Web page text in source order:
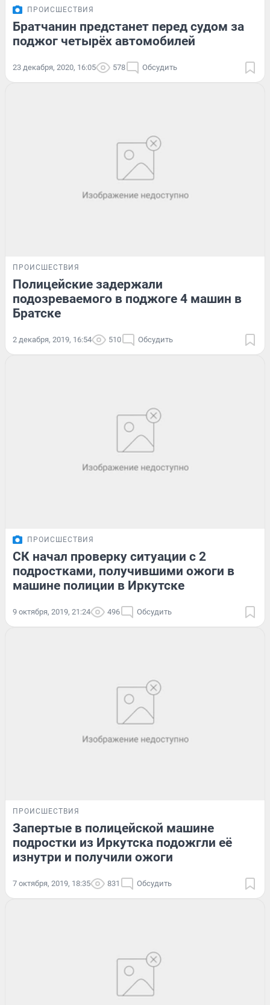
ПРОИСШЕСТВИЯ
Братчанин предстанет перед судом за
поджог четырёх автомобилей
23 декабря, 2020, 16:05 578 Обсудить
ПРОИСШЕСТВИЯ
Полицейские задержали
подозреваемого в поджоге 4 машин в
Братске
2 декабря, 2019, 16:54 510 Обсудить
ПРОИСШЕСТВИЯ
СК начал проверку ситуации с 2
подростками, получившими ожоги в
машине полиции в Иркутске
9 октября, 2019, 21:24 496 Обсудить
ПРОИСШЕСТВИЯ
Запертые в полицейской машине
подростки из Иркутска подожгли её
изнутри и получили ожоги
7 октября, 2019, 18:35 831 Обсудить